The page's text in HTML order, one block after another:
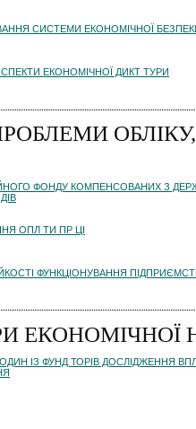
СИСТЕМИ ЕКОНОМІЧНОЇ
ЕКОНОМІЧНОЇ ДИКТ ТУРИ
ФОНДУ КОМПЕНСОВАНИХ З
ОПЛ ТИ ПР ЦІ
ФУНКЦІОНУВАННЯ
ЕКОНОМІЧНОЇ
ІЗ ФУНД ТОРІВ ДОСЛІДЖЕННЯ